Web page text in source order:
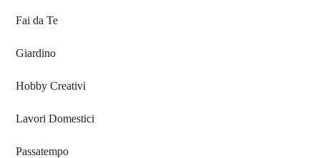
Fai da Te
Giardino
Hobby Creativi
Lavori Domestici
Passatempo